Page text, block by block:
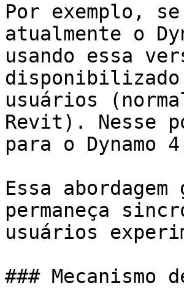
Por exemplo,
atualmente o
usando essa
usuários
Revit). Nesse
para o
Essa
permaneça
usuários
### Mecanismo